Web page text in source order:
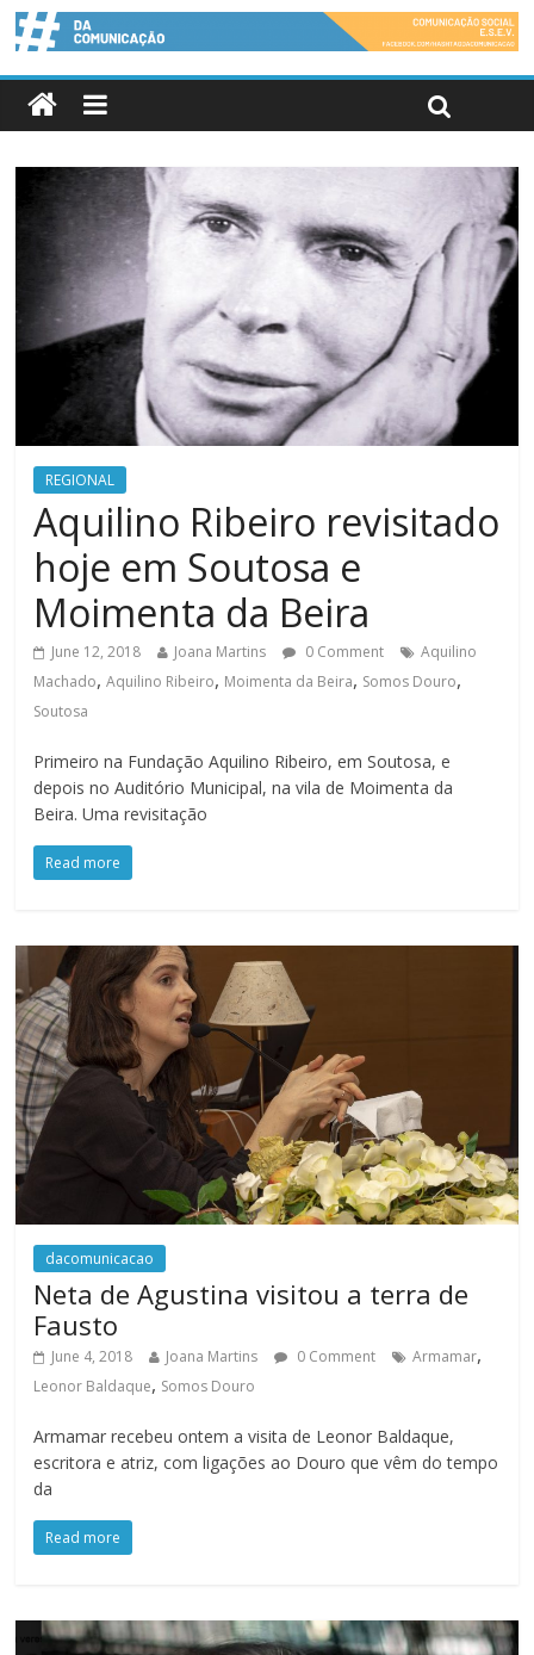
REGIONAL
Aquilino Ribeiro revisitado
hoje em Soutosa e
Moimenta da Beira
June 12, 2018 Joana Martins 0 Comment
Aquilino
Machado,Aquilino Ribeiro, Moimenta da Beira, Somos Douro,
Soutosa
Primeiro na Fundação Aquilino Ribeiro, em Soutosa, e
depois no Auditório Municipal, na vila de Moimenta da
Beira. Uma revisitação
Read more
dacomunicacao
Neta de Agustina visitou a terra de
Fausto
June 4, 2018 Joana Martins 0 Comment Armamar,
Leonor Baldaque, Somos Douro
Armamar recebeu ontem a visita de Leonor Baldaque,
escritora e atriz, com ligações ao Douro que vêm do tempo
da
Read more